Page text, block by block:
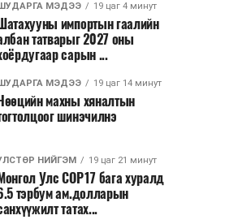
МЭДЭЭ 19 цаг 4 минут
Шатахууны импортын гаалийн
татварыг 2027 оны
сарын ...
МЭДЭЭ 19 цаг 14 минут
Нөөцийн махны хяналтын
шинэчилнэ
НИЙГЭМ 19 цаг 21 минут
Улс COP17 бага хуралд
тэрбум ам.долларын
татах...